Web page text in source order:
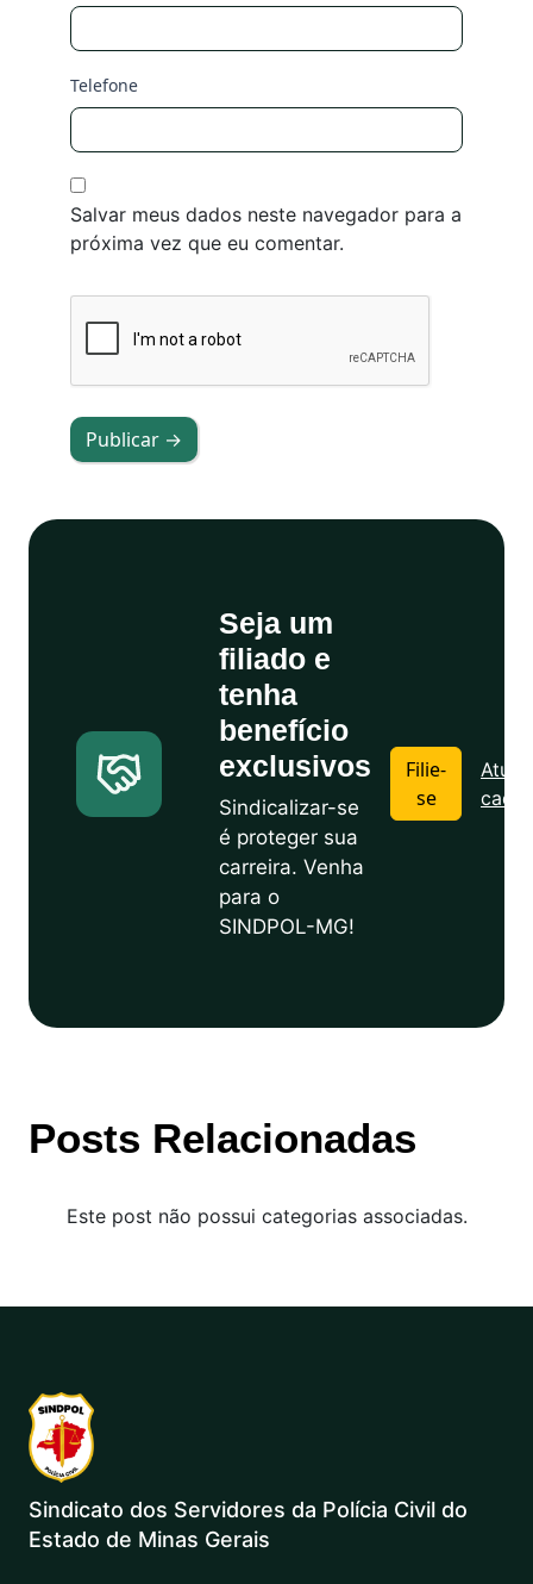
Telefone
Salvar meus dados neste navegador para a
próxima vez que eu comentar.
Publicar →
Seja um
filiado e
tenha
benefício
exclusivos
Sindicalizar-se
é proteger sua
carreira. Venha
para o
SINDPOL-MG!
Filie-
se
Posts Relacionadas
Este post não possui categorias associadas.
Sindicato dos Servidores da Polícia Civil do
Estado de Minas Gerais